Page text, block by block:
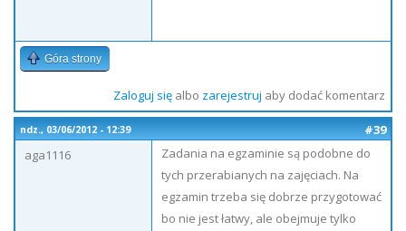
Góra strony
Zaloguj sięalbo zarejestruj aby dodać komentarz
ndz., 03/06/2012 - 12:39
#39
aga1116
Zadania na egzaminie są podobne do
tych przerabianych na zajęciach. Na
egzamin trzeba się dobrze przygotować
bo nie jest łatwy, ale obejmuje tylko